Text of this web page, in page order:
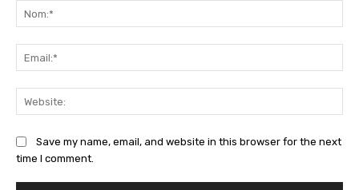
Save my name, email, and website in this browser for the next
time I comment.